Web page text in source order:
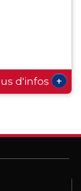
d'infos +